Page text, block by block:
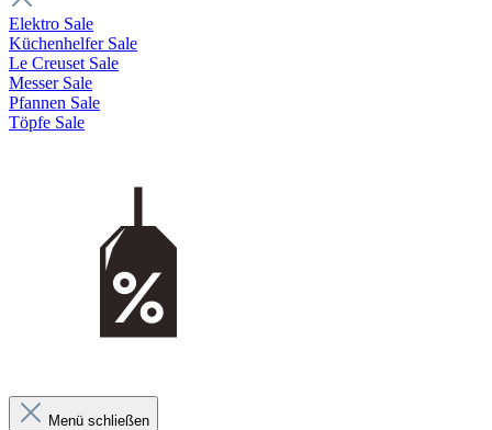
Elektro Sale
Küchenhelfer Sale
Le Creuset Sale
Messer Sale
Pfannen Sale
Töpfe Sale
Menü schließen